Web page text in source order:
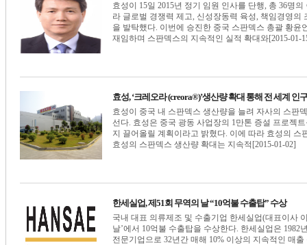
효성이 15일 2015년 정기 임원 인사를 단행, 총 36명
라 글로벌 경쟁력 제고, 신성장동력 육성, 책임경영
을 발탁했다. 이번에 승진한 중국 스판덱스 총괄 황
재임하며 스판덱스의 지속적인 실적 확대와[2015-01-
효성, ‘크레오라 (creora®)’생산량 확대 통해 전 세계 인
효성이 중국 내 스판덱스 생산량을 늘려 자사의 스판
선다. 효성은 중국 광동 사업장의 1만톤 증설 프로젝
지 끌어올릴 계획이라고 밝혔다. 이에 따라 효성의
효성의 스판덱스 생산량 확대는 지속적[2015-01-02]
한세실업, 제51회 무역의 날 “10억불 수출탑” 수상
국내 대표 의류제조 및 수출기업 한세실업(대표이사
날’에서 10억불 수출탑을 수상한다. 한세실업은
전문기업으로 32년간 매해 10% 이상의 지속적인 매